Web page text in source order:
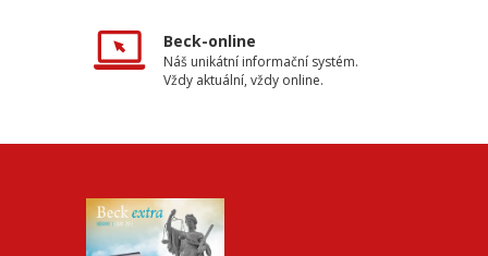
Beck-online
Náš unikátní informační systém.
Vždy aktuální, vždy online.